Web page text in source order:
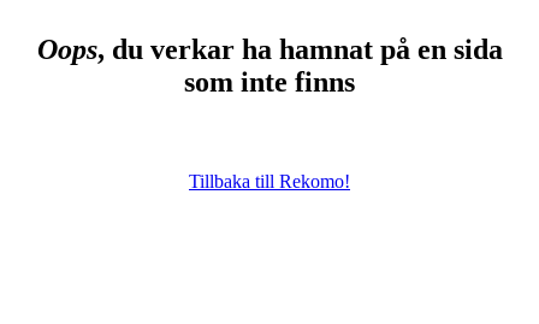
Oops, du verkar ha hamnat på en sida
som inte finns
Tillbaka till Rekomo!